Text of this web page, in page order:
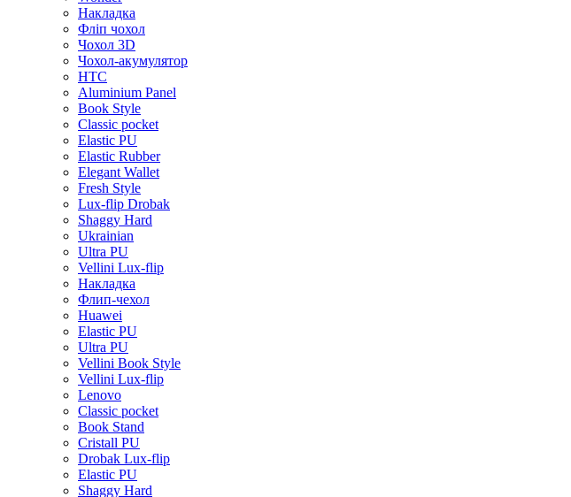
Накладка
Фліп чохол
Чохол 3D
Чохол-акумулятор
HTC
Aluminium Panel
Book Style
Classic pocket
Elastic PU
Elastic Rubber
Elegant Wallet
Fresh Style
Lux-flip Drobak
Shaggy Hard
Ukrainian
Ultra PU
Vellini Lux-flip
Накладка
Флип-чехол
Huawei
Elastic PU
Ultra PU
Vellini Book Style
Vellini Lux-flip
Lenovo
Classic pocket
Book Stand
Cristall PU
Drobak Lux-flip
Elastic PU
Shaggy Hard